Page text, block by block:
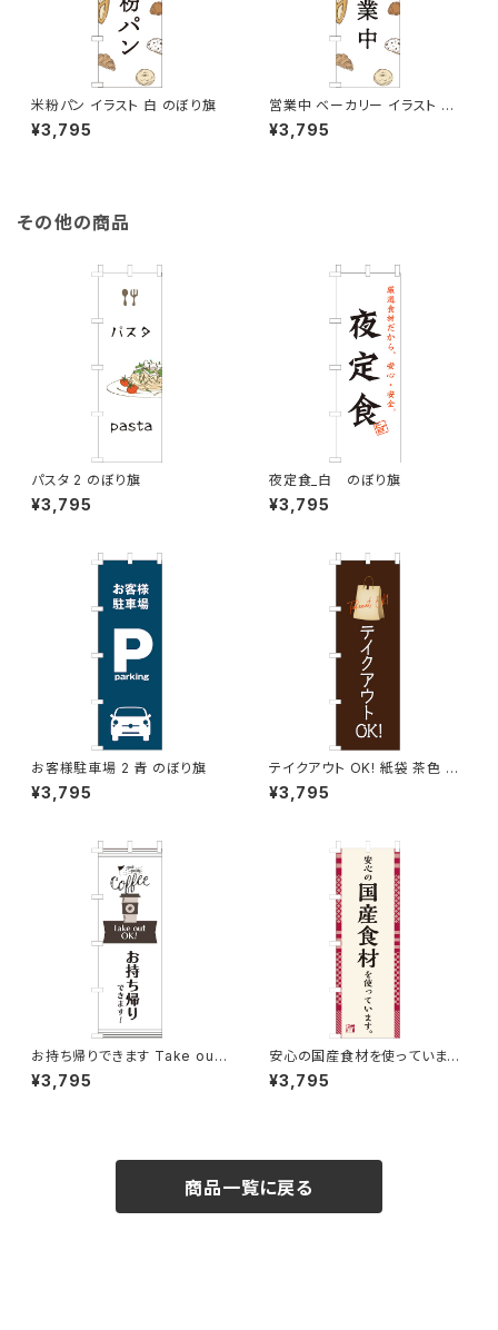
米粉パン イラスト 白 のぼり旗
¥3,795
営業中 ベーカリー イラスト 白
のぼり旗
¥3,795
その他の商品
パスタ 2 のぼり旗
¥3,795
夜定食_白 のぼり旗
¥3,795
お客様駐車場 2 青 のぼり旗
¥3,795
テイクアウト OK! 紙袋 茶色 の
ぼり旗
¥3,795
お持ち帰りできます Take out
OK! カフェ コーヒー のぼり旗
¥3,795
安心の国産食材を使っています。
のぼり旗
¥3,795
商品一覧に戻る